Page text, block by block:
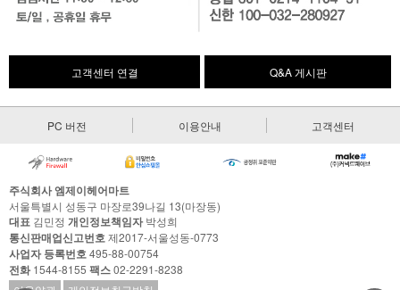
고객센터 연결 Q&A 게시판
PC 버전 이용안내 고객센터
주식회사 엠제이헤어마트
서울특별시 성동구 마장로39나길 13(마장동)
대표 김민정 개인정보책임자박성희
통신판매업신고번호제2017-서울성동-0773
사업자 등록번호495-88-00754
전화1544-8155 팩스02-2291-8238